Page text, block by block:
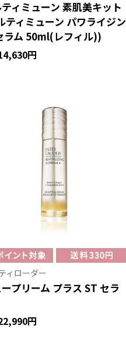
ィミューン 素肌美キット
ティミューン パワライジン
ラム 50ml(レフィル))
円
ィローダー
プリーム プラス ST セラ
円